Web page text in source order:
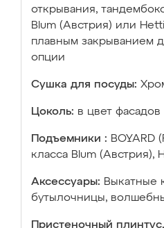
открывания,
Blum (Австрия) или
плавным закрыванием
опции
Сушка для посуды:
Цоколь: в цвет
Подъемники : BOYARD
класса Blum (Австрия),
Аксессуары: Выкатные
бутылочницы,
Пристеночный